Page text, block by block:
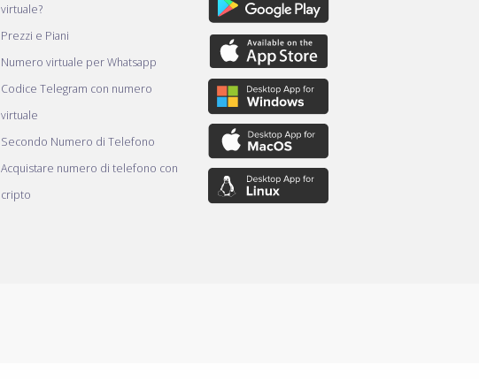
virtuale?
Prezzi e Piani
Numero virtuale per Whatsapp
Codice Telegram con numero
virtuale
Secondo Numero di Telefono
Acquistare numero di telefono con
cripto